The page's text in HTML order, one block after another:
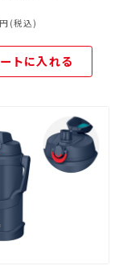
円(税込)
トに入れる